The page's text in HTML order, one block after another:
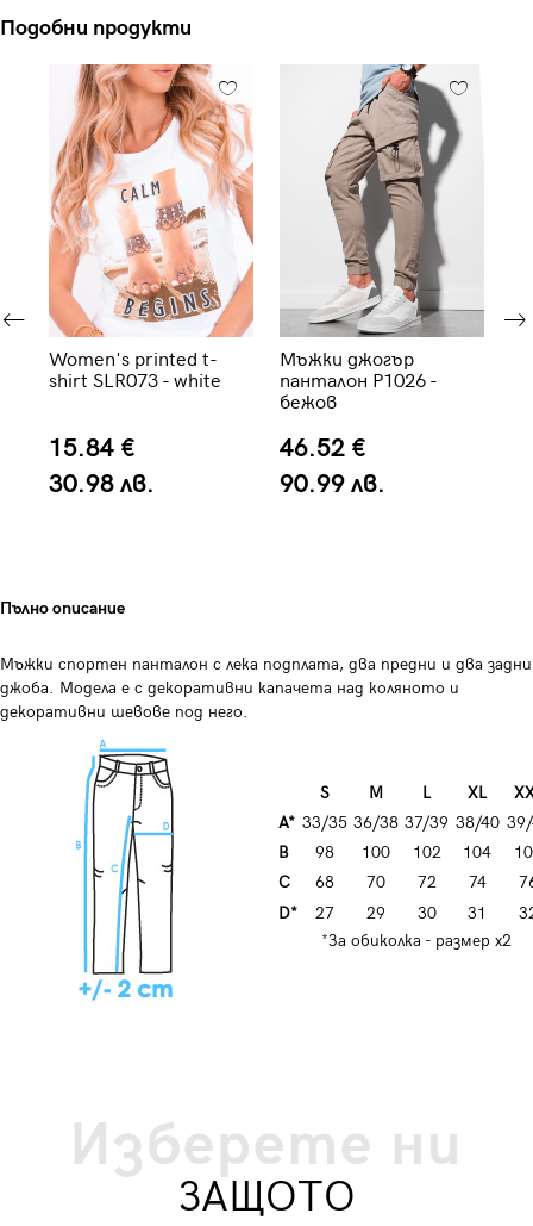
Подобни продукти
Women's printed t-
shirt SLR073 - white
15.84 €
30.98 лв.
Мъжки джогър
панталон P1026 -
бежов
46.52 €
90.99 лв.
Пълно описание
Мъжки спортен панталон с лека подплата, два предни и два задни
джоба. Модела е с декоративни капачета над коляното и
декоративни шевове под него.
S M L XL
A* 33/35 36/38 37/39 38/40
B
98 100 102 104
C
68 70 72 74
D*
27 29 30 31
*За обиколка - размер х2
Изберете ни
ЗАЩОТО